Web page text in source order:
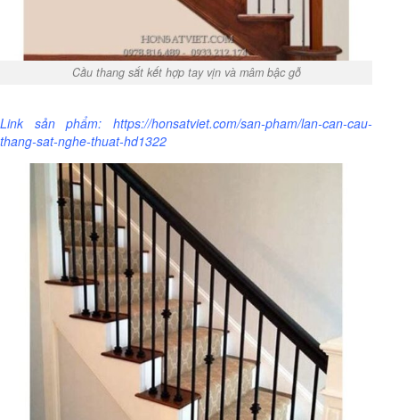
Cầu thang sắt kết hợp tay vịn và mâm bậc gỗ
Link sản phẩm: https://honsatviet.com/san-pham/lan-can-cau-
thang-sat-nghe-thuat-hd1322